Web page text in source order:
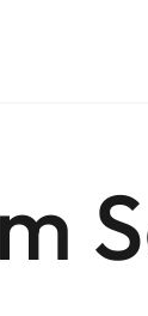
erhalten